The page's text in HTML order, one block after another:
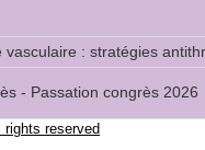
: stratégies
- Passation congrès 2026
reserved